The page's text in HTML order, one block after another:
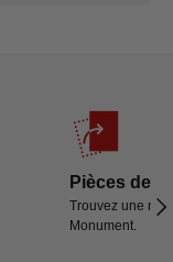
Pièces de
Trouvez une
Monument.